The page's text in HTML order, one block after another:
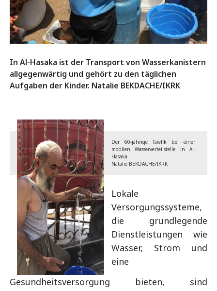
In Al-Hasaka ist der Transport von Wasserkanistern
allgegenwärtig und gehört zu den täglichen
Aufgaben der Kinder. Natalie BEKDACHE/IKRK
Der 60-jährige Tawfik bei einer
mobilen Wasserverteilstelle in Al-
Hasaka.
Natalie BEKDACHE/IKRK
Lokale
Versorgungssysteme,
die grundlegende
Dienstleistungen wie
Wasser, Strom und
eine
Gesundheitsversorgung bieten, sind